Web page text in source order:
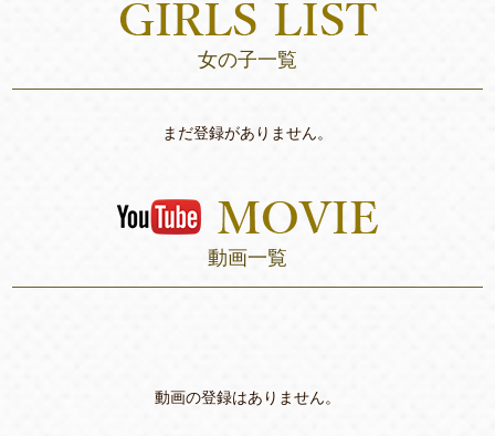
女の子一覧
まだ登録がありません。
動画一覧
動画の登録はありません。